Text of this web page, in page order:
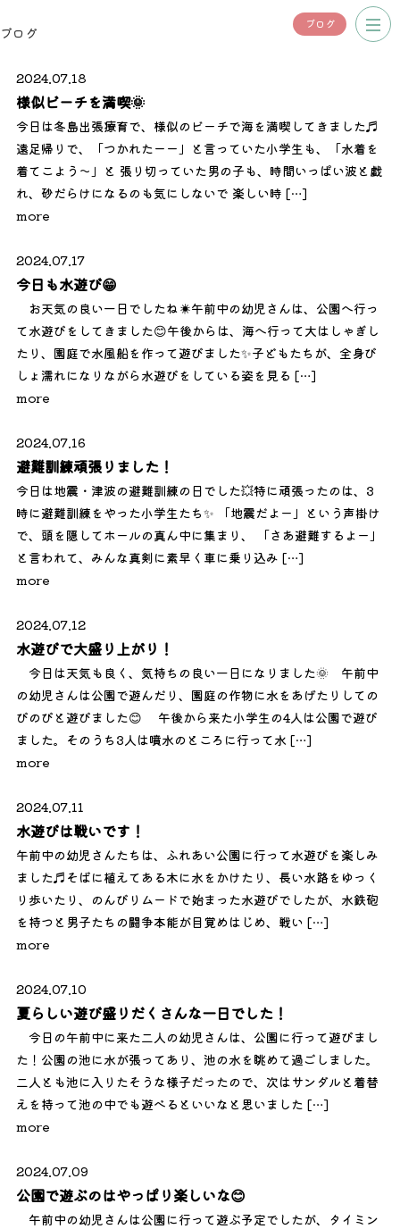
ブログ
ブログ
2024.07.18
様似ビーチを満喫🌞
今日は冬島出張療育で、様似のビーチで海を満喫してきました♬
遠足帰りで、「つかれたーー」と言っていた小学生も、「水着を
着てこよう～」と 張り切っていた男の子も、時間いっぱい波と戯
れ、砂だらけになるのも気にしないで 楽しい時 […]
more
2024.07.17
今日も水遊び😁
お天気の良い一日でしたね☀️午前中の幼児さんは、公園へ行っ
て水遊びをしてきました😊午後からは、海へ行って大はしゃぎし
たり、園庭で水風船を作って遊びました✨子どもたちが、全身び
しょ濡れになりながら水遊びをしている姿を見る […]
more
2024.07.16
避難訓練頑張りました！
今日は地震・津波の避難訓練の日でした💥特に頑張ったのは、3
時に避難訓練をやった小学生たち✨ 「地震だよー」という声掛け
で、頭を隠してホールの真ん中に集まり、 「さあ避難するよー」
と言われて、みんな真剣に素早く車に乗り込み […]
more
2024.07.12
水遊びで大盛り上がり！
今日は天気も良く、気持ちの良い一日になりました🌞 午前中
の幼児さんは公園で遊んだり、園庭の作物に水をあげたりしての
びのびと遊びました😊 午後から来た小学生の4人は公園で遊び
ました。そのうち3人は噴水のところに行って水 […]
more
2024.07.11
水遊びは戦いです！
午前中の幼児さんたちは、ふれあい公園に行って水遊びを楽しみ
ました♬そばに植えてある木に水をかけたり、長い水路をゆっく
り歩いたり、のんびりムードで始まった水遊びでしたが、水鉄砲
を持つと男子たちの闘争本能が目覚めはじめ、戦い […]
more
2024.07.10
夏らしい遊び盛りだくさんな一日でした！
今日の午前中に来た二人の幼児さんは、公園に行って遊びまし
た！公園の池に水が張ってあり、池の水を眺めて過ごしました。
二人とも池に入りたそうな様子だったので、次はサンダルと着替
えを持って池の中でも遊べるといいなと思いました […]
more
2024.07.09
公園で遊ぶのはやっぱり楽しいな😊
午前中の幼児さんは公園に行って遊ぶ予定でしたが、タイミン